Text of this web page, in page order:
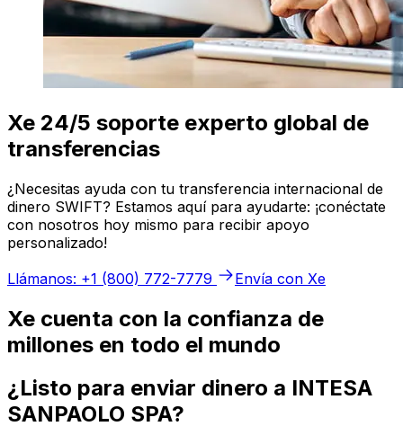
Xe 24/5 soporte experto global de
transferencias
¿Necesitas ayuda con tu transferencia internacional de
dinero SWIFT? Estamos aquí para ayudarte: ¡conéctate
con nosotros hoy mismo para recibir apoyo
personalizado!
Llámanos: +1 (800) 772-7779
Envía con Xe
Xe cuenta con la confianza de
millones en todo el mundo
¿Listo para enviar dinero a INTESA
SANPAOLO SPA?